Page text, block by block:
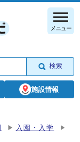
検索
施設情報
メニュー
入園・入学